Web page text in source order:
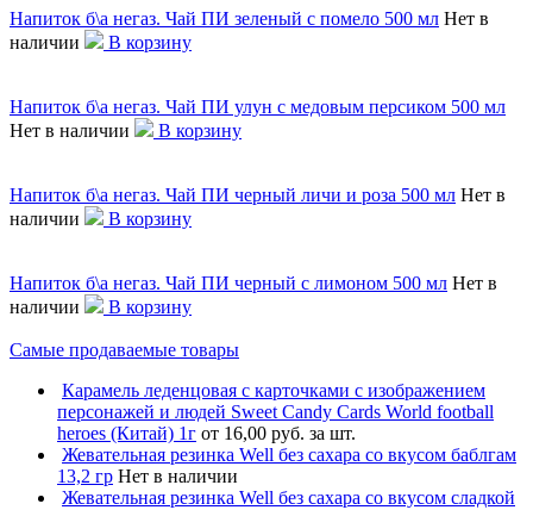
Напиток б\а негаз. Чай ПИ зеленый с помело 500 мл Нет в
наличии
В корзину
Напиток б\а негаз. Чай ПИ улун с медовым персиком 500 мл
Нет в наличии
В корзину
Напиток б\а негаз. Чай ПИ черный личи и роза 500 мл Нет в
наличии
В корзину
Напиток б\а негаз. Чай ПИ черный с лимоном 500 мл Нет в
наличии
В корзину
Самые продаваемые товары
Карамель леденцовая с карточками с изображением
персонажей и людей Sweet Candy Cards World football
heroes (Китай) 1г от 16,00 руб. за шт.
Жевательная резинка Well без сахара со вкусом баблгам
13,2 гр Нет в наличии
Жевательная резинка Well без сахара со вкусом сладкой